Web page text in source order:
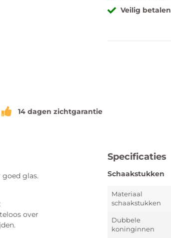
Veilig betalen
14 dagen zichtgarantie
glas.
over
Specificaties
Schaakstukken
Materiaal
schaakstukken
Dubbele
koninginnen